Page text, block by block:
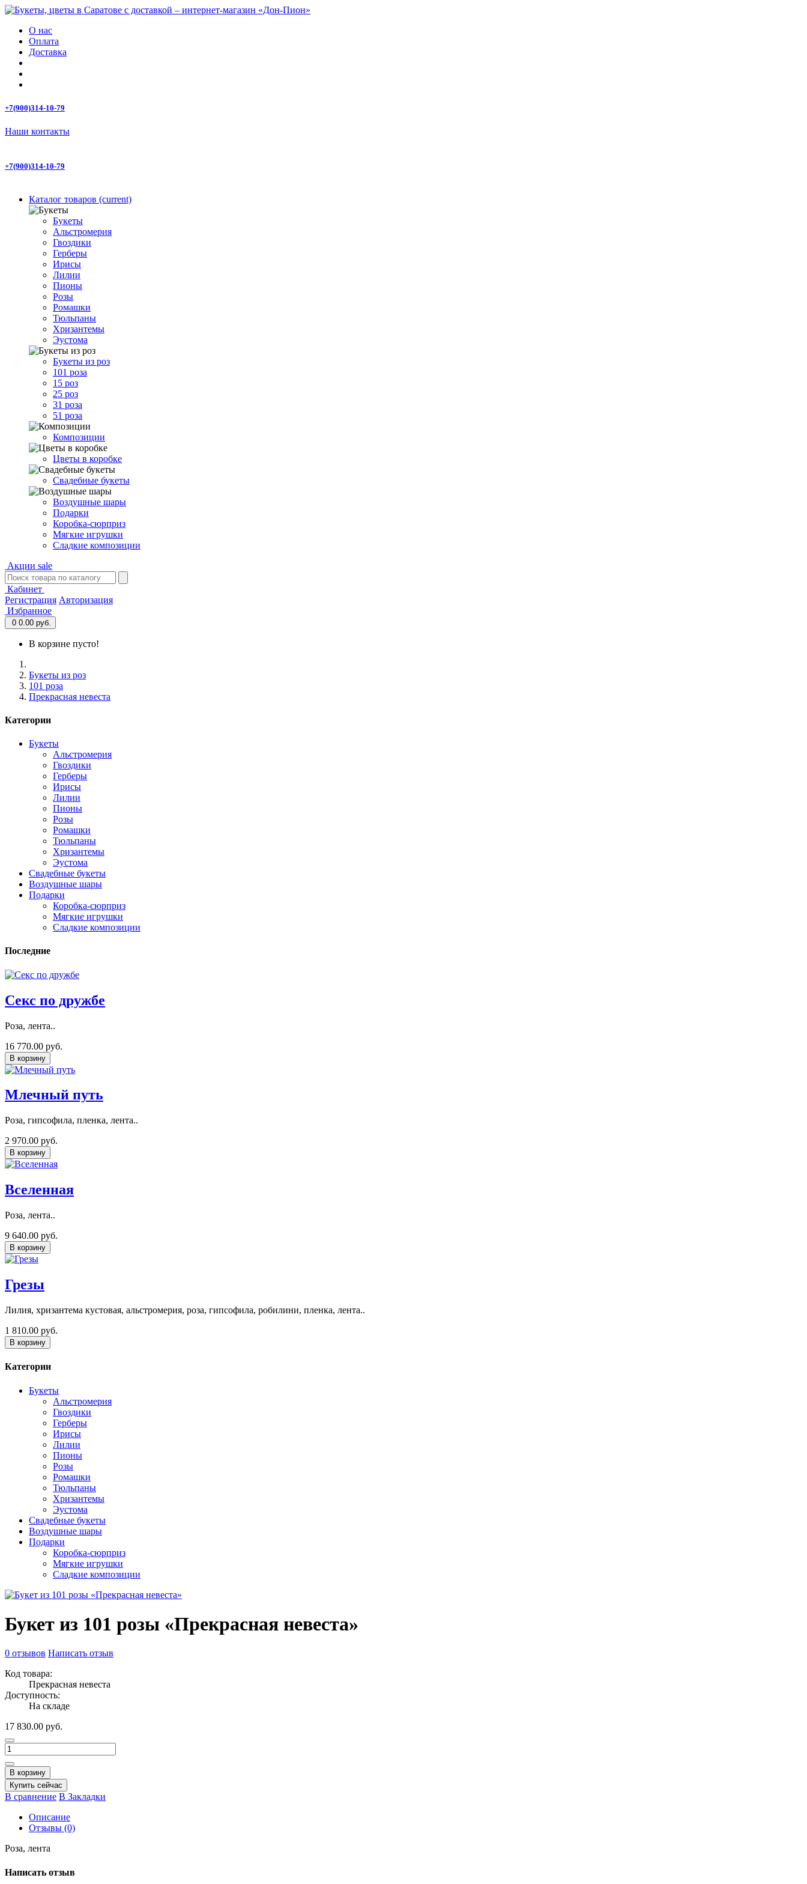
О нас
Оплата
Доставка
+7(900)314-10-79
Наши контакты
+7(900)314-10-79
Каталог товаров (current)
Букеты
Альстромерия
Гвоздики
Герберы
Ирисы
Лилии
Пионы
Розы
Ромашки
Тюльпаны
Хризантемы
Эустома
Букеты из роз
101 роза
15 роз
25 роз
31 роза
51 роза
Композиции
Цветы в коробке
Свадебные букеты
Воздушные шары
Подарки
Коробка-сюрприз
Мягкие игрушки
Сладкие композиции
Акции sale
Кабинет
Регистрация Авторизация
Избранное
0 0.00 руб.
В корзине пусто!
Букеты из роз
101 роза
Прекрасная невеста
Категории
Букеты
Альстромерия
Гвоздики
Герберы
Ирисы
Лилии
Пионы
Розы
Ромашки
Тюльпаны
Хризантемы
Эустома
Свадебные букеты
Воздушные шары
Подарки
Коробка-сюрприз
Мягкие игрушки
Сладкие композиции
Последние
Секс по дружбе
Роза, лента..
16 770.00 руб.
В корзину
Млечный путь
Роза, гипсофила, пленка, лента..
2 970.00 руб.
В корзину
Вселенная
Роза, лента..
9 640.00 руб.
В корзину
Грезы
Лилия, хризантема кустовая, альстромерия, роза, гипсофила, робилини, пленка, лента..
1 810.00 руб.
В корзину
Категории
Букеты
Альстромерия
Гвоздики
Герберы
Ирисы
Лилии
Пионы
Розы
Ромашки
Тюльпаны
Хризантемы
Эустома
Свадебные букеты
Воздушные шары
Подарки
Коробка-сюрприз
Мягкие игрушки
Сладкие композиции
Букет из 101 розы «Прекрасная невеста»
0 отзывов Написать отзыв
Код товара:
Прекрасная невеста
Доступность:
На складе
17 830.00 руб.
В корзину
Купить сейчас
В сравнение В Закладки
Описание
Отзывы (0)
Роза, лента
Написать отзыв